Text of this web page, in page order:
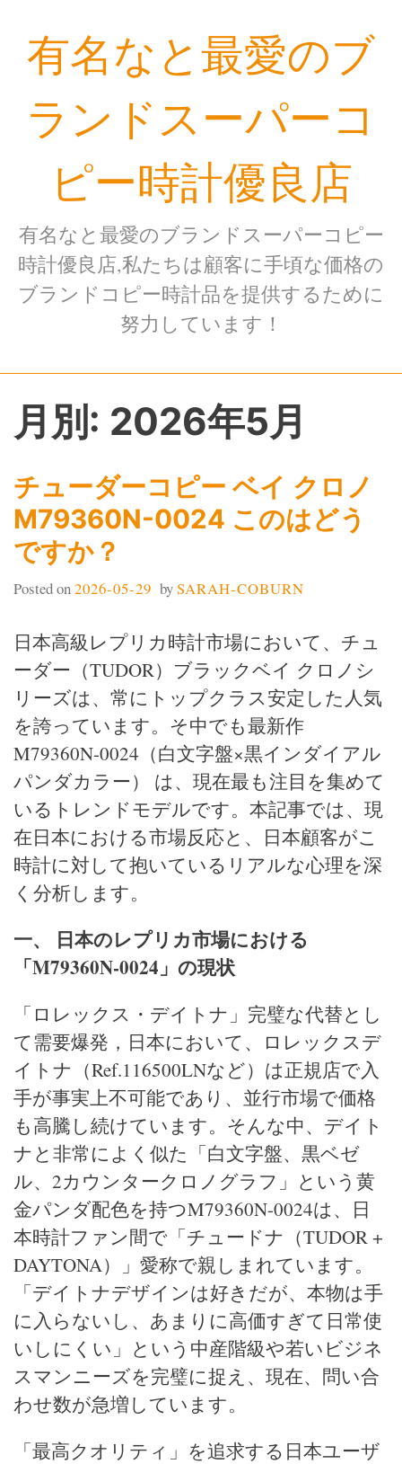
Skip
to有名なと最愛のブ
ランドスーパーコ
ピー時計優良店
有名なと最愛のブランドスーパーコピー
時計優良店,私たちは顧客に手頃な価格の
ブランドコピー時計品を提供するために
努力しています！
月別: 2026年5月
チューダーコピー ベイ クロノ
M79360N-0024 このはどう
ですか？
Posted on2026-05-29 bySARAH-COBURN
日本高級レプリカ時計市場において、チュ
ーダー（TUDOR）ブラックベイ クロノシ
リーズは、常にトップクラス安定した人気
を誇っています。そ中でも最新作
M79360N-0024（白文字盤×黒インダイアル
パンダカラー） は、現在最も注目を集めて
いるトレンドモデルです。本記事では、現
在日本における市場反応と、日本顧客がこ
時計に対して抱いているリアルな心理を深
く分析します。
一、 日本のレプリカ市場における
「M79360N-0024」の現状
「ロレックス・デイトナ」完璧な代替とし
て需要爆発，日本において、ロレックスデ
イトナ（Ref.116500LNなど）は正規店で入
手が事実上不可能であり、並行市場で価格
も高騰し続けています。そんな中、デイト
ナと非常によく似た「白文字盤、黒ベゼ
ル、2カウンタークロノグラフ」という黄
金パンダ配色を持つM79360N-0024は、日
本時計ファン間で「チュードナ（TUDOR +
DAYTONA）」愛称で親しまれています。
「デイトナデザインは好きだが、本物は手
に入らないし、あまりに高価すぎて日常使
いしにくい」という中産階級や若いビジネ
スマンニーズを完璧に捉え、現在、問い合
わせ数が急増しています。
「最高クオリティ」を追求する日本ユーザ